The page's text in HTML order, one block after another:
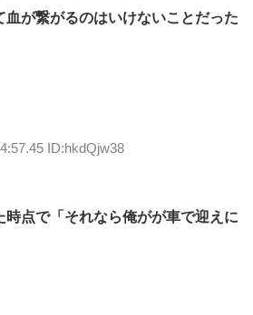
血が繋がるのはいけないことだった
ID:hkdQjw38
時点で「それなら俺がが車で迎えに